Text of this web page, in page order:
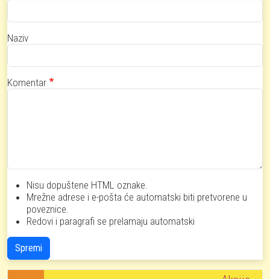
Naziv
Komentar
Nisu dopuštene HTML oznake.
Mrežne adrese i e-pošta će automatski biti pretvorene u
poveznice.
Redovi i paragrafi se prelamaju automatski
Spremi